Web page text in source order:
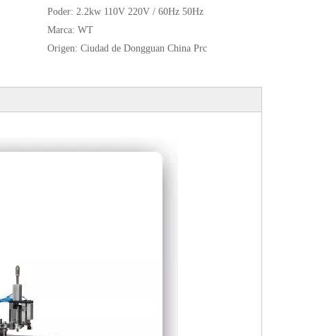
Poder: 2.2kw 110V 220V / 60Hz 50Hz
Marca: WT
Origen: Ciudad de Dongguan China Prc